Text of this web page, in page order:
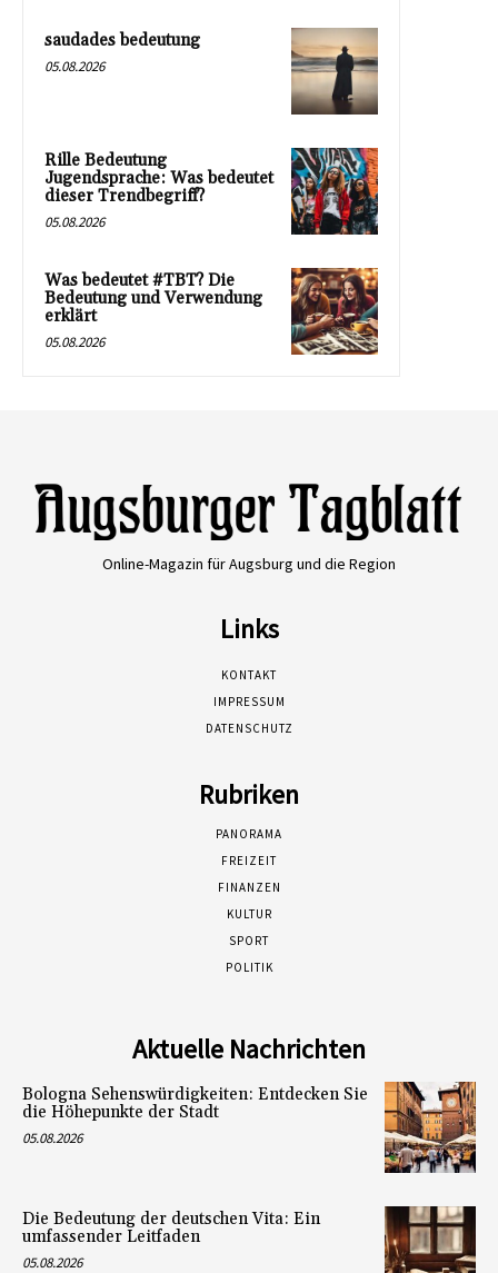
saudades bedeutung
05.08.2026
Rille Bedeutung
Jugendsprache: Was bedeutet
dieser Trendbegriff?
05.08.2026
Was bedeutet #TBT? Die
Bedeutung und Verwendung
erklärt
05.08.2026
Online-Magazin für Augsburg und die Region
Links
KONTAKT
IMPRESSUM
DATENSCHUTZ
Rubriken
PANORAMA
FREIZEIT
FINANZEN
KULTUR
SPORT
POLITIK
Aktuelle Nachrichten
Bologna Sehenswürdigkeiten: Entdecken Sie
die Höhepunkte der Stadt
05.08.2026
Die Bedeutung der deutschen Vita: Ein
umfassender Leitfaden
05.08.2026